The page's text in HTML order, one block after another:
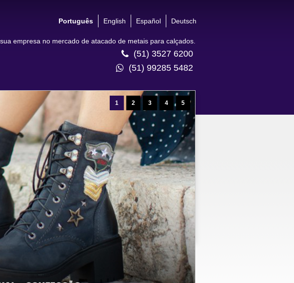
Português English Español Deutsch
empresa no mercado de atacado de metais para calçados.
(51) 3527 6200
(51) 99285 5482
1 2 3 4 5